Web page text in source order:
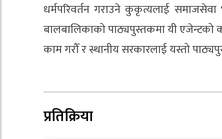
धर्मपरिवर्तन गराउने कुकृत्यलाई
बालबालिकाको पाठ्यपुस्तकमा यी एजेन्टको
काम गरौँ र स्थानीय सरकारलाई यस्तो
प्रतिक्रिया